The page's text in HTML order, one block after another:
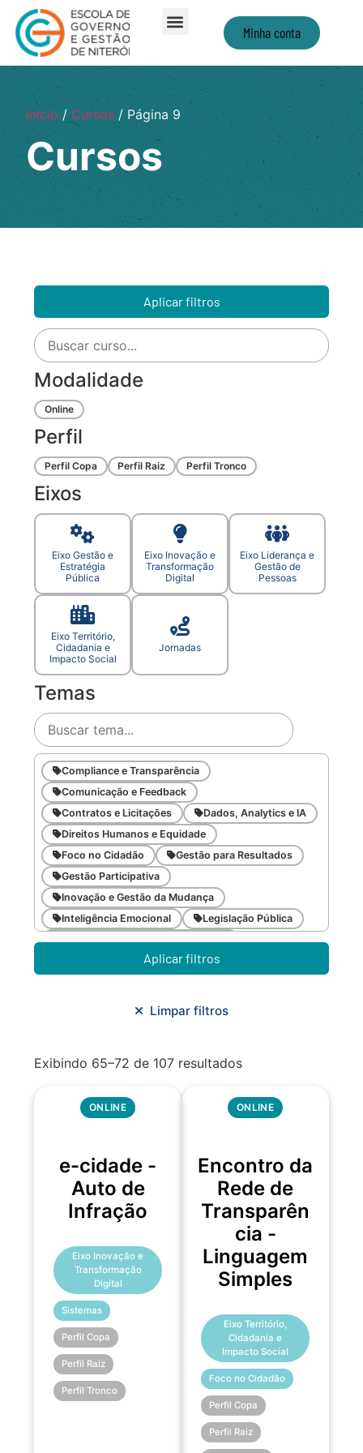
Minha conta
Início/Cursos/ Página 9
Cursos
Aplicar filtros
Modalidade
Online
Perfil
Perfil Copa Perfil Raiz Perfil Tronco
Eixos
Eixo Gestão e
Estratégia
Pública
Eixo Inovação e
Transformação
Digital
Eixo Liderança e
Gestão de
Pessoas
Eixo Território,
Cidadania e
Impacto Social
Jornadas
Temas
Compliance e Transparência
Comunicação e Feedback
Contratos e Licitações
Dados, Analytics e IA
Direitos Humanos e Equidade
Foco no Cidadão
Gestão para Resultados
Gestão Participativa
Inovação e Gestão da Mudança
Inteligência Emocional
Legislação Pública
Meio Ambiente e Sustentabilidade
Metodologias Ágeis
Orçamento e Finanças
Planejamento Urbano/Mobilidade
Aplicar filtros
Limpar filtros
Exibindo 65–72 de 107 resultados
ONLINE
e-cidade -
Auto de
Infração
Eixo Inovação e
Transformação
Digital
Sistemas
Perfil Copa
Perfil Raiz
Perfil Tronco
ONLINE
Encontro da
Rede de
Transparên
cia -
Linguagem
Simples
Eixo Território,
Cidadania e
Impacto Social
Foco no Cidadão
Perfil Copa
Perfil Raiz